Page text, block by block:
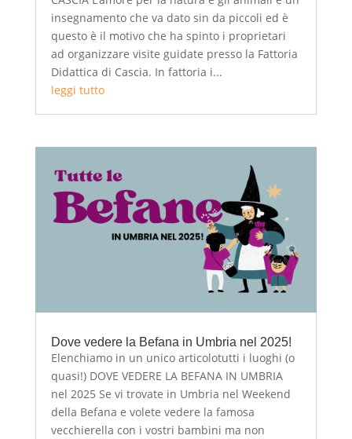
insegnamento che va dato sin da piccoli ed è
questo è il motivo che ha spinto i proprietari
ad organizzare visite guidate presso la Fattoria
Didattica di Cascia. In fattoria i...
leggi tutto
Dove vedere la Befana in Umbria nel 2025!
Elenchiamo in un unico articolotutti i luoghi (o
quasi!) DOVE VEDERE LA BEFANA IN UMBRIA
nel 2025 Se vi trovate in Umbria nel Weekend
della Befana e volete vedere la famosa
vecchierella con i vostri bambini ma non